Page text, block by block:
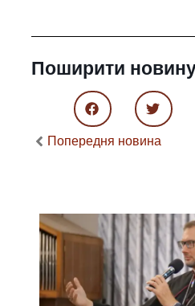
Поширити
Попередня новина